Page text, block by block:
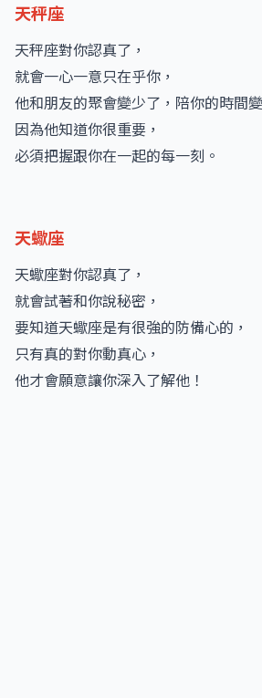
天秤座
天秤座對你認真了，
就會一心一意只在乎你，
他和朋友的聚會變少了，陪你的時間
因為他知道你很重要，
必須把握跟你在一起的每一刻。
天蠍座
天蠍座對你認真了，
就會試著和你說秘密，
要知道天蠍座是有很強的防備心的，
只有真的對你動真心，
他才會願意讓你深入了解他！